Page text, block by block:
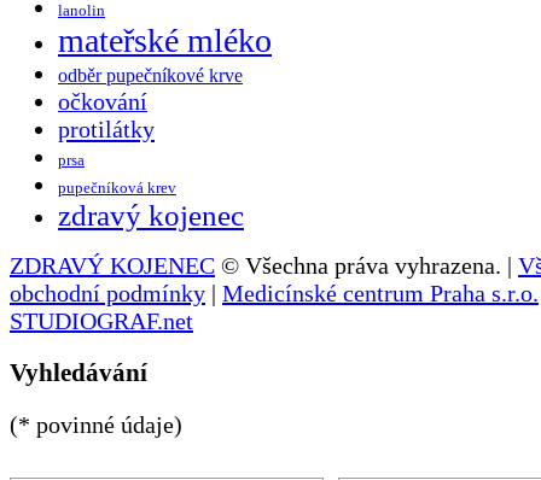
lanolin
mateřské mléko
odběr pupečníkové krve
očkování
protilátky
prsa
pupečníková krev
zdravý kojenec
ZDRAVÝ KOJENEC © Všechna práva vyhrazena. |
obchodní podmínky | Medicínské centrum Praha s.r.o.
STUDIOGRAF.net
Vyhledávání
(* povinné údaje)